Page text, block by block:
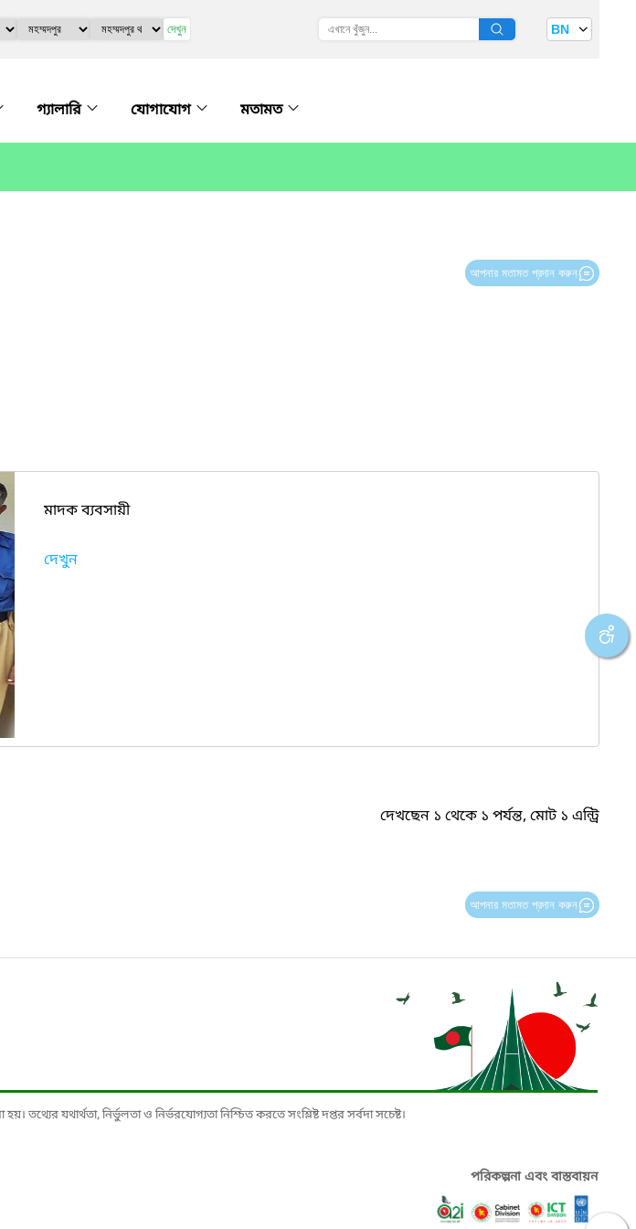
দেখুন BN
গ্যালারি যোগাযোগ মতামত
আপনার মতামত প্রদান করুন
মাদক ব্যবসায়ী
দেখুন
দেখছেন ১ থেকে ১ পর্যন্ত, মোট ১ এন্ট্রি
আপনার মতামত প্রদান করুন
যথার্থতা, নির্ভুলতা ও নির্ভরযোগ্যতা নিশ্চিত করতে সংশ্লিষ্ট দপ্তর সর্বদা সচেষ্ট।
পরিকল্পনা এবং বাস্তবায়ন